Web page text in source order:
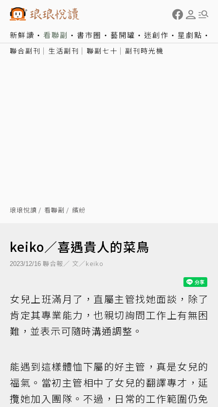
新鮮讀 看聯副 書市圈 藝開罐 迷創作 星劇點
聯合副刊 生活副刊 聯副七十 副刊時光機
琅琅悅讀 看聯副 繽紛
keiko／喜遇貴人的菜鳥
2023/12/16 聯合報／ 文／keiko
女兒上班滿月了，直屬主管找她面談，除了
肯定其專業能力，也親切詢問工作上有無困
難，並表示可隨時溝通調整。
能遇到這樣體恤下屬的好主管，真是女兒的
福氣。當初主管相中了女兒的翻譯專才，延
攬她加入團隊。不過，日常的工作範圍仍免